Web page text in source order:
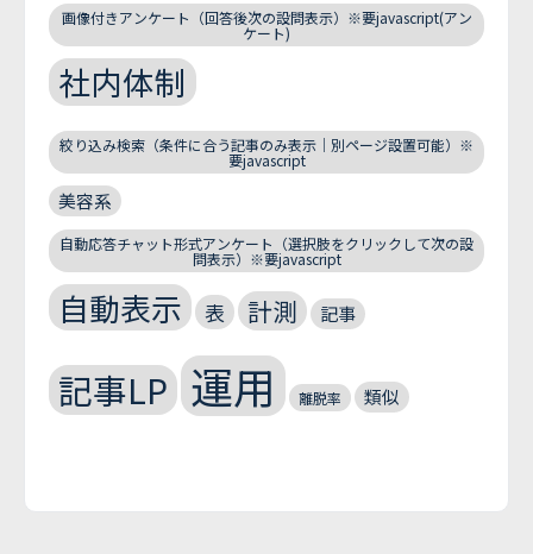
画像付きアンケート（回答後次の設問表示）※要javascript(アン
ケート)
社内体制
絞り込み検索（条件に合う記事のみ表示｜別ページ設置可能）※
要javascript
美容系
自動応答チャット形式アンケート（選択肢をクリックして次の設
問表示）※要javascript
自動表示 表 計測 記事
記事LP 運用 離脱率 類似